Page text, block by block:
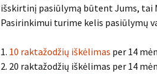
išskirtinį pasiūlymą būtent Jums, tai
Pasirinkimui turime kelis pasiūlymų
1. 10 raktažodžių iškėlimas per 14
2. 20 raktažodžių iškėlimas per 14